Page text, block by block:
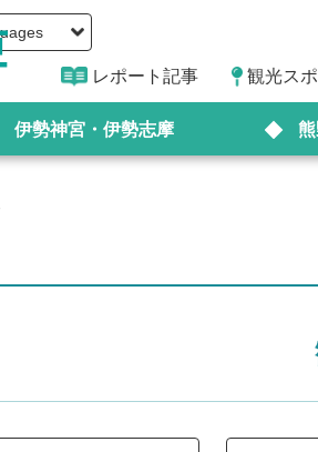
レポート記事 観光ス
伊勢神宮・伊勢志摩